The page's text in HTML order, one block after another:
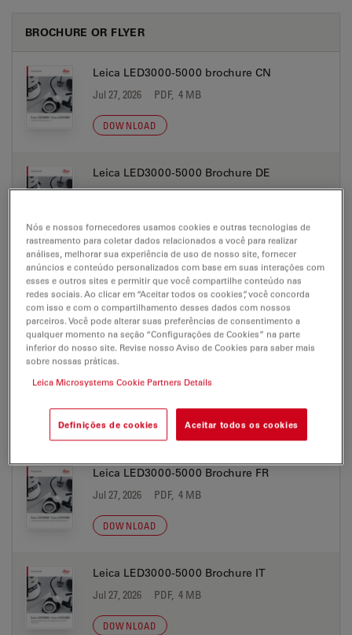
BROCHURE OR FLYER
Leica LED3000-5000 brochure CN
Jul 27, 2026 PDF, 4 MB
DOWNLOAD
Leica LED3000-5000 Brochure DE
Jul 27, 2026 PDF, 4 MB
DOWNLOAD
Leica LED3000-5000 Brochure EN
Jul 27, 2026 PDF, 4 MB
DOWNLOAD
DOWNLOAD
Leica LED3000-5000 Brochure FR
Jul 27, 2026 PDF, 4 MB
DOWNLOAD
Leica LED3000-5000 Brochure IT
Jul 27, 2026 PDF, 4 MB
DOWNLOAD
Nós e nossos fornecedores usamos cookies e outras tecnologias de
rastreamento para coletar dados relacionados a você para realizar
análises, melhorar sua experiência de uso de nosso site, fornecer
anúncios e conteúdo personalizados com base em suas interações com
esses e outros sites e permitir que você compartilhe conteúdo nas
redes sociais. Ao clicar em “Aceitar todos os cookies”, você concorda
com isso e com o compartilhamento desses dados com nossos
parceiros. Você pode alterar suas preferências de consentimento a
qualquer momento na seção “Configurações de Cookies” na parte
inferior do nosso site. Revise nosso Aviso de Cookies para saber mais
sobre nossas práticas.
Leica Microsystems Cookie Partners Details
Definições de cookies Aceitar todos os cookies